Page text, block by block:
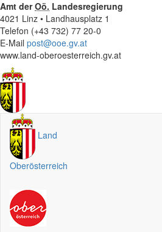
Amt derOö. Landesregierung
4021 Linz • Landhausplatz 1
Telefon (+43 732) 77 20-0
E-Mail post@ooe.gv.at
www.land-oberoesterreich.gv.at
Land
Oberösterreich